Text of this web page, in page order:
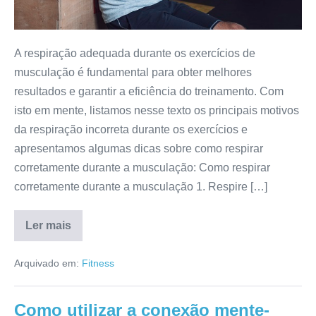
A respiração adequada durante os exercícios de
musculação é fundamental para obter melhores
resultados e garantir a eficiência do treinamento. Com
isto em mente, listamos nesse texto os principais motivos
da respiração incorreta durante os exercícios e
apresentamos algumas dicas sobre como respirar
corretamente durante a musculação: Como respirar
corretamente durante a musculação 1. Respire […]
Ler mais
Como
respirar
durante
musculação
Arquivado em: Fitness
Como utilizar a conexão mente-